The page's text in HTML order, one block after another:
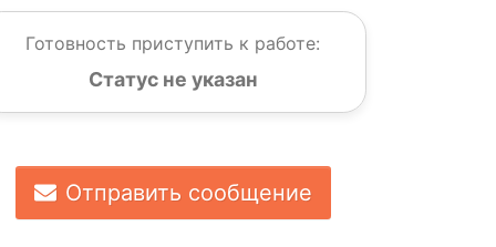
Готовность приступить к работе:
Статус не указан
Отправить сообщение